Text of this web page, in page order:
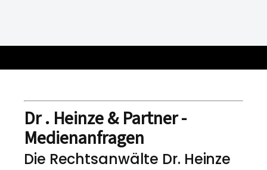
Dr . Heinze & Partner -
Medienanfragen
Die Rechtsanwälte Dr. Heinze